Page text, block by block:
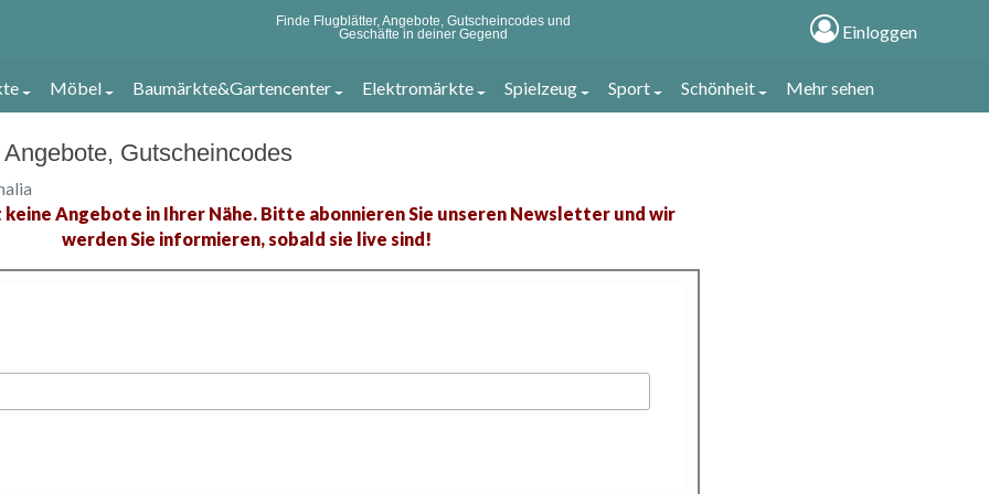
Finde Flugblätter, Angebote, Gutscheincodes und
Geschäfte in deiner Gegend
Einloggen
Möbel Baumärkte&Gartencenter Elektromärkte Spielzeug Sport Schönheit Mehr sehen
Gutscheincodes
Angebote in Ihrer Nähe. Bitte abonnieren Sie unseren Newsletter und wir
werden Sie informieren, sobald sie live sind!